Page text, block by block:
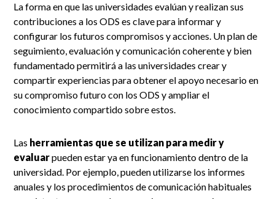
La forma en que las universidades evalúan y realizan sus
contribuciones a los ODS es clave para informar y
configurar los futuros compromisos y acciones. Un plan de
seguimiento, evaluación y comunicación coherente y bien
fundamentado permitirá a las universidades crear y
compartir experiencias para obtener el apoyo necesario en
su compromiso futuro con los ODS y ampliar el
conocimiento compartido sobre estos.
Las herramientas que se utilizan para medir y
evaluarpueden estar ya en funcionamiento dentro de la
universidad. Por ejemplo, pueden utilizarse los informes
anuales y los procedimientos de comunicación habituales